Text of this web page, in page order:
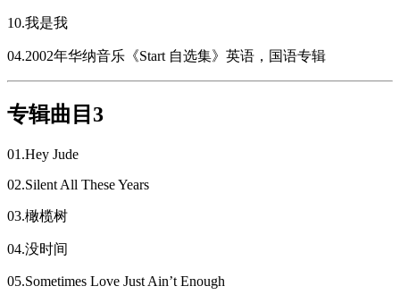
10.我是我
04.2002年华纳音乐《Start 自选集》英语，国语专辑
专辑曲目3
01.Hey Jude
02.Silent All These Years
03.橄榄树
04.没时间
05.Sometimes Love Just Ain’t Enough